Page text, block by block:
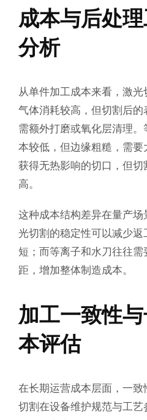
成本与后处
分析
从单件加工成本来看，激
气体消耗较高，但切割后
需额外打磨或氧化层清理
本较低，但边缘粗糙，需
获得无热影响的切口，但
高。
这种成本结构差异在量产
光切割的稳定性可以减少
短；而等离子和水刀往往
距，增加整体制造成本。
加工一致性
本评估
在长期运营成本层面，一
切割在设备维护规范与工艺